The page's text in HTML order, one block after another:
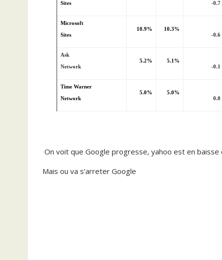
Sites -0.7
Microsoft
Sites
10.9%
10.3%
-0.6
Ask
Network
5.2%
5.1%
-0.1
Time Warner
Network
5.0%
5.0%
0.0
On voit que Google progresse, yahoo est en
Mais ou va s'arreter Google